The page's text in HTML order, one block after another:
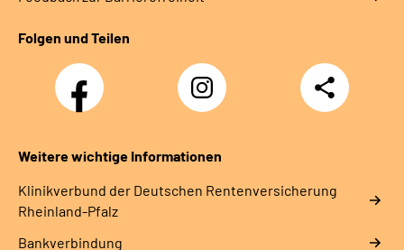
Folgen und Teilen
Facebook
Instagram
DRV
Nachwuchskräfte
Teilen
Weitere wichtige Informationen
Klinikverbund der Deutschen Rentenversicherung
Rheinland-Pfalz
Bankverbindung